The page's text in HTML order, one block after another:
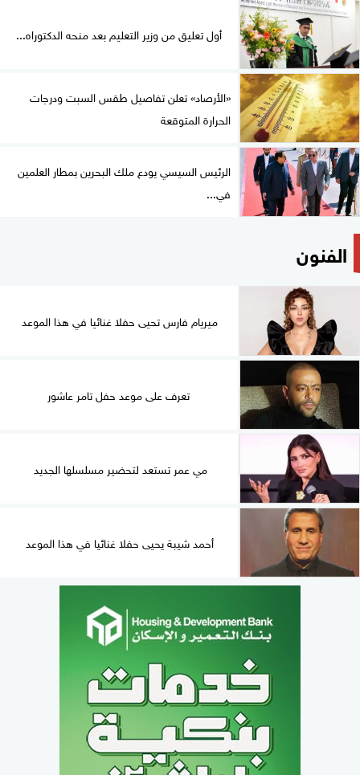
أول تعليق من وزير التعليم بعد منحه الدكتوراه...
«الأرصاد» تعلن تفاصيل طقس السبت ودرجات
الحرارة المتوقعة
الرئيس السيسي يودع ملك البحرين بمطار العلمين
في...
الفنون
ميريام فارس تحيى حفلا غنائيا في هذا الموعد
تعرف على موعد حفل تامر عاشور
مي عمر تستعد لتحضير مسلسلها الجديد
أحمد شيبة يحيى حفلا غنائيا في هذا الموعد